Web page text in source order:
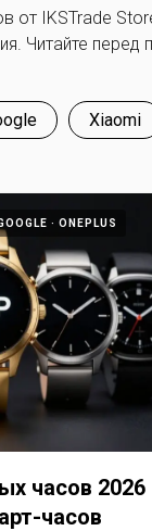
от IKSTrade
Читайте перед
Xiaomi
ONEPLUS
часов 2026
часов